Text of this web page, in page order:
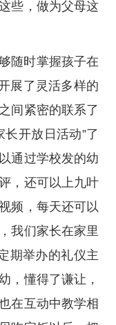
些，做为父母这
随时掌握孩子在
展了灵活多样的
间紧密的联系了
开放日活动”了
通过学校发的幼
，还可以上九叶
频，每天还可以
我们家长在家里
期举办的礼仪主
，懂得了谦让，
在互动中教学相